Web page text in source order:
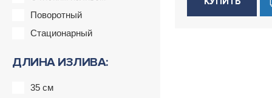
Поворотный
Стационарный
ДЛИНА ИЗЛИВА:
35 см